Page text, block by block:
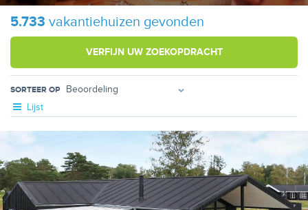
5.733 vakantiehuizen gevonden
VERFIJN UW ZOEKOPDRACHT
SORTEER OP
Lijst